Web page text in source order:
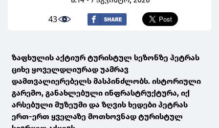
43
ზაფხულის აქტიურ ტურისტულ სეზონზე პეტრას
ციხე ყოველდღიურად უამრავ
დამთვალიერებელს მასპინძლობს. ისტორიული
გარემო, განახლებული ინფრასტრუქტურა, იქ
არსებული მუზეუმი და ზღვის ხედები პეტრას
ერთ-ერთ ყველაზე მოთხოვნად ტურისტულ